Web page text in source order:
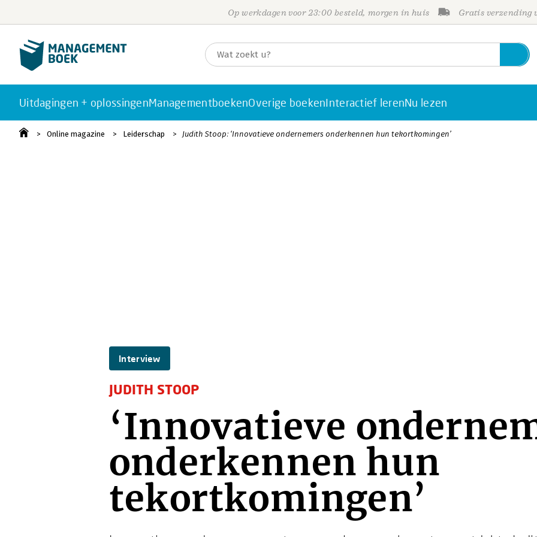
Op werkdagen voor 23:00 besteld, morgen in huis Gratis verzending
Uitdagingen + oplossingenManagementboekenOverige boekenInteractief lerenNu lezen
Online magazine Leiderschap Judith Stoop: ‘Innovatieve ondernemers onderkennen hun tekortkomingen’
Interview
JUDITH STOOP
‘Innovatieve
onderkennen hun
tekortkomingen’